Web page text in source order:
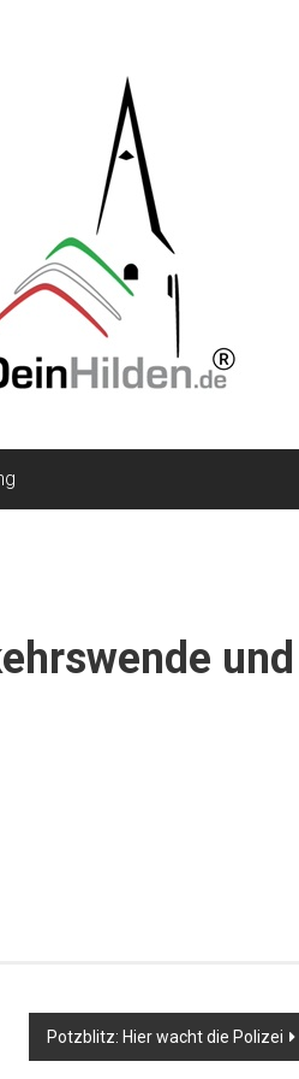
und
Potzblitz: Hier wacht die Polizei